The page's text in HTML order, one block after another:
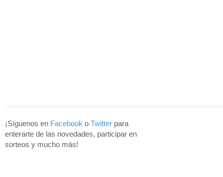
¡Síguenos en Facebook o Twitter para
enterarte de las novedades, participar en
sorteos y mucho más!